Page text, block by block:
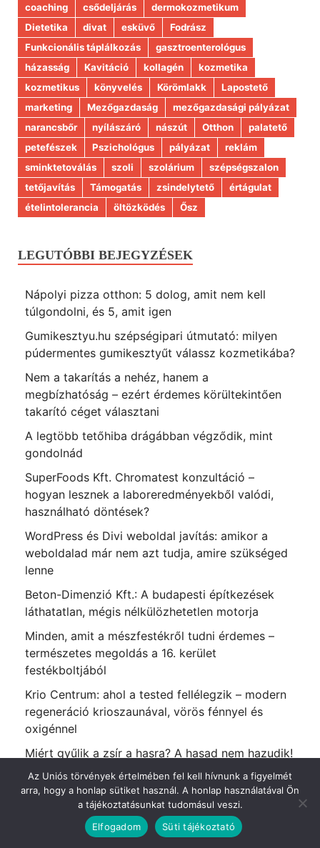
coaching
csődeljárás
dermokozmetikum
Dietetika
divat esküvő
Fodrász
Funkcionális táplálkozás
gasztroenterológus
házasság
Kavitáció kollagén
kozmetika
kozmetikus
könyvelés Körömlakk
Lapostető
marketing
Mezőgazdaság
mezőgazdasági pályázat
narancsbőr
nyílászáró nászút Otthon
palatető
petefészek
Pszichológus pályázat
reklám
sminktetoválás
szoli szolárium
szépségszalon
tetőjavítás
Támogatás zsindelytető
értágulat
ételintolerancia
öltözködés Ősz
LEGUTÓBBI BEJEGYZÉSEK
Nápolyi pizza otthon: 5 dolog, amit nem kell
túlgondolni, és 5, amit igen
Gumikesztyu.hu szépségipari útmutató: milyen
púdermentes gumikesztyűt válassz kozmetikába?
Nem a takarítás a nehéz, hanem a
megbízhatóság – ezért érdemes körültekintően
takarító céget választani
A legtöbb tetőhiba drágábban végződik, mint
gondolnád
SuperFoods Kft. Chromatest konzultáció –
hogyan lesznek a laboreredményekből valódi,
használható döntések?
WordPress és Divi weboldal javítás: amikor a
weboldalad már nem azt tudja, amire szükséged
lenne
Beton-Dimenzió Kft.: A budapesti építkezések
láthatatlan, mégis nélkülözhetetlen motorja
Minden, amit a mészfestékről tudni érdemes –
természetes megoldás a 16. kerület
festékboltjából
Krio Centrum: ahol a tested fellélegzik – modern
regeneráció krioszaunával, vörös fénnyel és
oxigénnel
Miért gyűlik a zsír a hasra? A hasad nem hazudik!
Hogyan válassz Kriolipolízis szalon gépet
szépségszalonodba?
Szorongás, pánik, fóbia kezelése: a lelki
egyensúly visszaszerzése
Az Uniós törvények értelmében fel kell hívnunk a figyelmét
arra, hogy a honlap sütiket használ. A honlap használatával Ön
a tájékoztatásunkat tudomásul veszi.
Elfogadom
Süti tájékoztató